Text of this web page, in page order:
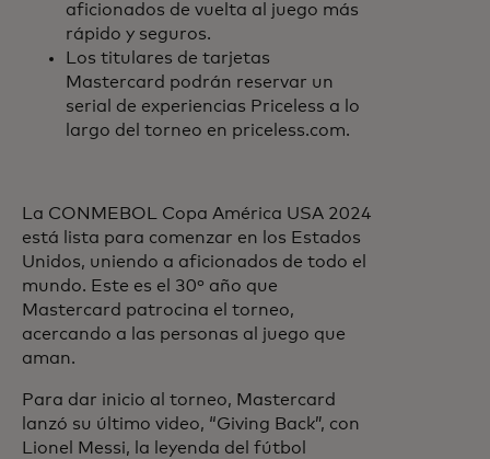
aficionados de vuelta al juego más
rápido y seguros.
Los titulares de tarjetas
Mastercard podrán reservar un
serial de experiencias Priceless a lo
largo del torneo en priceless.com.
La CONMEBOL Copa América USA 2024
está lista para comenzar en los Estados
Unidos, uniendo a aficionados de todo el
mundo. Este es el 30º año que
Mastercard patrocina el torneo,
acercando a las personas al juego que
aman.
Para dar inicio al torneo, Mastercard
lanzó su último video, “Giving Back”, con
Lionel Messi, la leyenda del fútbol